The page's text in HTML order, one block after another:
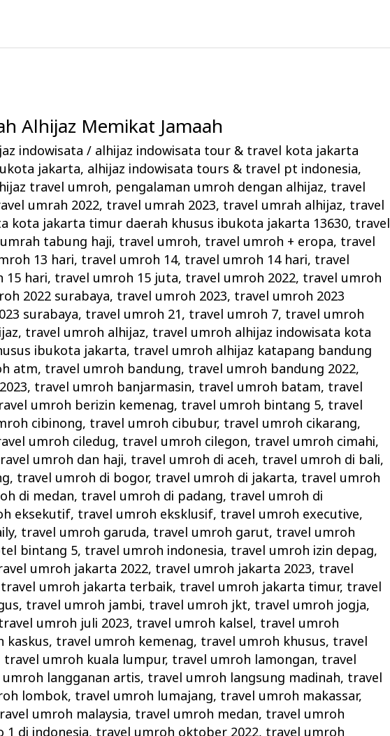
Alhijaz Memikat Jamaah
indowisata/ alhijaz indowisata tour & travel kota jakarta
jakarta, alhijaz indowisata tours & travel pt indonesia,
hijaz travel umroh, pengalaman umroh dengan alhijaz, travel
umrah 2022, travel umrah 2023, travel umrah alhijaz, travel
kota jakarta timur daerah khusus ibukota jakarta 13630, travel
tabung haji, travel umroh, travel umroh + eropa, travel
13 hari, travel umroh 14, travel umroh 14 hari, travel
15 hari, travel umroh 15 juta, travel umroh 2022, travel umroh
2022 surabaya, travel umroh 2023, travel umroh 2023
surabaya, travel umroh 21, travel umroh 7, travel umroh
, travel umroh alhijaz, travel umroh alhijaz indowisata kota
ibukota jakarta, travel umroh alhijaz katapang bandung
atm, travel umroh bandung, travel umroh bandung 2022,
, travel umroh banjarmasin, travel umroh batam, travel
umroh berizin kemenag, travel umroh bintang 5, travel
cibinong, travel umroh cibubur, travel umroh cikarang,
umroh ciledug, travel umroh cilegon, travel umroh cimahi,
umroh dan haji, travel umroh di aceh, travel umroh di bali,
, travel umroh di bogor, travel umroh di jakarta, travel umroh
di medan, travel umroh di padang, travel umroh di
eksekutif, travel umroh eksklusif, travel umroh executive,
, travel umroh garuda, travel umroh garut, travel umroh
bintang 5, travel umroh indonesia, travel umroh izin depag,
umroh jakarta 2022, travel umroh jakarta 2023, travel
travel umroh jakarta terbaik, travel umroh jakarta timur, travel
, travel umroh jambi, travel umroh jkt, travel umroh jogja,
umroh juli 2023, travel umroh kalsel, travel umroh
kaskus, travel umroh kemenag, travel umroh khusus, travel
travel umroh kuala lumpur, travel umroh lamongan, travel
langganan artis, travel umroh langsung madinah, travel
lombok, travel umroh lumajang, travel umroh makassar,
umroh malaysia, travel umroh medan, travel umroh